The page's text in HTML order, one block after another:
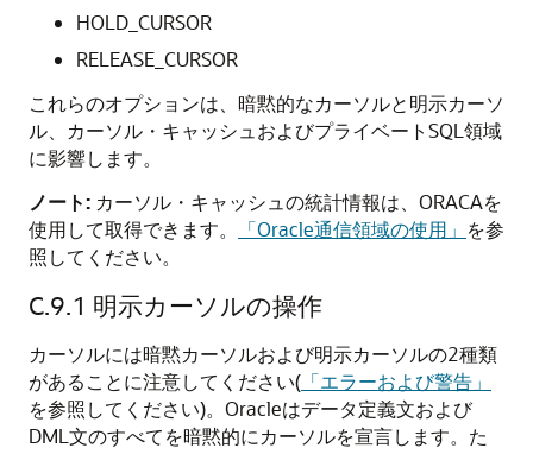
HOLD_CURSOR
RELEASE_CURSOR
これらのオプションは、暗黙的なカーソルと明示カーソ
ル、カーソル・キャッシュおよびプライベートSQL領域
に影響します。
ノート: カーソル・キャッシュの統計情報は、ORACAを
使用して取得できます。
「Oracle通信領域の使用」 を参
照してください。
C.9.1 明示カーソルの操作
カーソルには暗黙カーソルおよび明示カーソルの2種類
があることに注意してください( 「エラーおよび警告」
を参照してください)。Oracleはデータ定義文および
DML文のすべてを暗黙的にカーソルを宣言します。た